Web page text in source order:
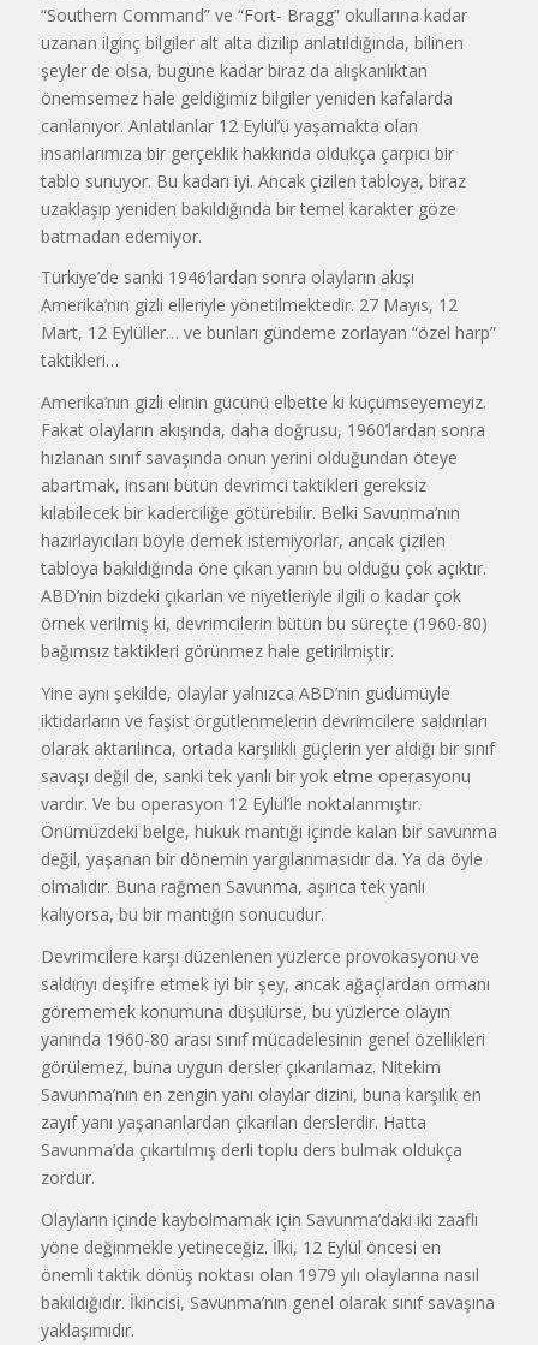
“Southern Command” ve “Fort- Bragg” okullarına kadar
uzanan ilginç bilgiler alt alta dizilip anlatıldığında, bilinen
şeyler de olsa, bugüne kadar biraz da alışkanlıktan
önemsemez hale geldiğimiz bilgiler yeniden kafalarda
canlanıyor. Anlatılanlar 12 Eylül’ü yaşamakta olan
insanlarımıza bir gerçeklik hakkında oldukça çarpıcı bir
tablo sunuyor. Bu kadarı iyi. Ancak çizilen tabloya, biraz
uzaklaşıp yeniden bakıldığında bir temel karakter göze
batmadan edemiyor.
Türkiye’de sanki 1946’lardan sonra olayların akışı
Amerika’nın gizli elleriyle yönetilmektedir. 27 Mayıs, 12
Mart, 12 Eylüller… ve bunları gündeme zorlayan “özel harp”
taktikleri…
Amerika’nın gizli elinin gücünü elbette ki küçümseyemeyiz.
Fakat olayların akışında, daha doğrusu, 1960’lardan sonra
hızlanan sınıf savaşında onun yerini olduğundan öteye
abartmak, insanı bütün devrimci taktikleri gereksiz
kılabilecek bir kaderciliğe götürebilir. Belki Savunma’nın
hazırlayıcıları böyle demek istemiyorlar, ancak çizilen
tabloya bakıldığında öne çıkan yanın bu olduğu çok açıktır.
ABD’nin bizdeki çıkarlan ve niyetleriyle ilgili o kadar çok
örnek verilmiş ki, devrimcilerin bütün bu süreçte (1960-80)
bağımsız taktikleri görünmez hale getirilmiştir.
Yine aynı şekilde, olaylar yalnızca ABD’nin güdümüyle
iktidarların ve faşist örgütlenmelerin devrimcilere saldırıları
olarak aktarılınca, ortada karşılıklı güçlerin yer aldığı bir sınıf
savaşı değil de, sanki tek yanlı bir yok etme operasyonu
vardır. Ve bu operasyon 12 Eylül’le noktalanmıştır.
Önümüzdeki belge, hukuk mantığı içinde kalan bir savunma
değil, yaşanan bir dönemin yargılanmasıdır da. Ya da öyle
olmalıdır. Buna rağmen Savunma, aşırıca tek yanlı
kalıyorsa, bu bir mantığın sonucudur.
Devrimcilere karşı düzenlenen yüzlerce provokasyonu ve
saldırıyı deşifre etmek iyi bir şey, ancak ağaçlardan ormanı
görememek konumuna düşülürse, bu yüzlerce olayın
yanında 1960-80 arası sınıf mücadelesinin genel özellikleri
görülemez, buna uygun dersler çıkarılamaz. Nitekim
Savunma’nın en zengin yanı olaylar dizini, buna karşılık en
zayıf yanı yaşananlardan çıkarılan derslerdir. Hatta
Savunma’da çıkartılmış derli toplu ders bulmak oldukça
zordur.
Olayların içinde kaybolmamak için Savunma’daki iki zaaflı
yöne değinmekle yetineceğiz. İlki, 12 Eylül öncesi en
önemli taktik dönüş noktası olan 1979 yılı olaylarına nasıl
bakıldığıdır. İkincisi, Savunma’nın genel olarak sınıf savaşına
yaklaşımıdır.